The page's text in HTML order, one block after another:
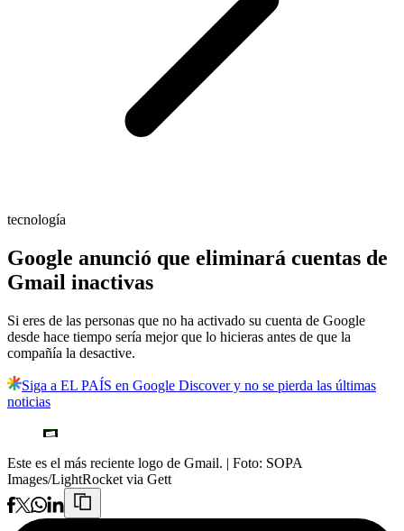
tecnología
Google anunció que eliminará cuentas de
Gmail inactivas
Si eres de las personas que no ha activado su cuenta de Google
desde hace tiempo sería mejor que lo hicieras antes de que la
compañía la desactive.
Siga a EL PAÍS en Google Discover y no se pierda las últimas
noticias
Este es el más reciente logo de Gmail. | Foto: SOPA
Images/LightRocket via Gett